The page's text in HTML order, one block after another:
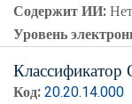
Содержит ИИ:Нет
Уровень
Код:20.20.14.000